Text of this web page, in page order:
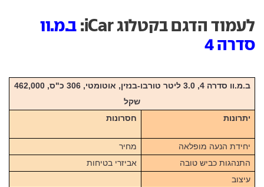
לעמוד הדגם בקטלוג iCar:
ב.מ.וו
סדרה 4
ב.מ.וו סדרה 4, 3.0 ליטר טורבו-בנזין, אוטומטי, 306 כ"ס, 462,000
שקל
יתרונות
חסרונות
יחידת הנעה מופלאה
מחיר
התנהגות כביש טובה
אביזרי בטיחות
עיצוב